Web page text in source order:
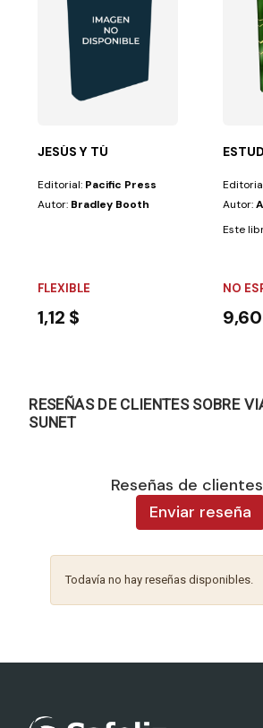
Marvin Moore está dirigida a todos los que
JESÚS Y TÚ
Editorial: Pacific Press
Autor: Bradley Booth
FLEXIBLE
1,12 $
Autor:
Este
NO
RESEÑAS DE CLIENTES SOBRE
SUNET
Reseñas de
Enviar reseña
Todavía no hay reseñas disponibles.